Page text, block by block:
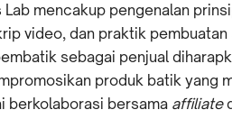
mencakup pengenalan
video, dan praktik pembuatan
sebagai penjual
produk batik yang
berkolaborasi bersama affiliate